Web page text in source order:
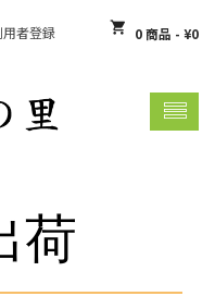
shopping_cart 0 商品 - ¥0
用者登録
荷